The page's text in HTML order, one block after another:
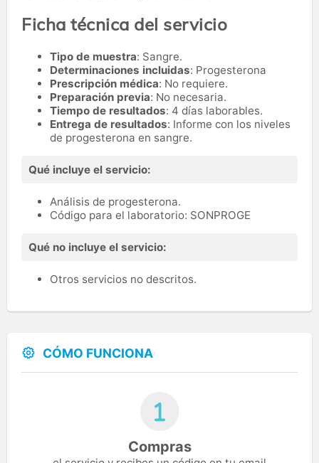
Ficha técnica del servicio
Tipo de muestra: Sangre.
Determinaciones incluidas: Progesterona
Prescripción médica: No requiere.
Preparación previa: No necesaria.
Tiempo de resultados: 4 días laborables.
Entrega de resultados: Informe con los niveles
de progesterona en sangre.
Qué incluye el servicio:
Análisis de progesterona.
Código para el laboratorio: SONPROGE
Qué no incluye el servicio:
Otros servicios no descritos.
CÓMO FUNCIONA
Compras